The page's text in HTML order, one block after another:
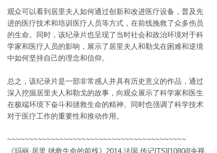
观众可以看到居里夫人如何通过创新和改进医疗设备，普及先
进的医疗技术和培训医疗人员等方式，在前线挽救了众多伤员
的生命。同时，该纪录片也呈现了当时社会和政治环境对于科
学家和医疗人员的影响，展示了居里夫人和勒戈在困难和逆境
中如何坚持自己的理念和信仰。
总之，该纪录片是一部非常感人并具有历史意义的作品，通过
深入挖掘居里夫人和勒戈的故事，向观众展示了科学家和医生
在极端环境下奋斗和拯救生命的精神。同时也强调了科学技术
对于医疗工作的重要性和推动作用。
~~~~~~~~~~~~~~~~~~~~~~~~~~~~~~~~~~~~~~~~~
《玛丽·居里 拯救生命的前线》2014.法国.传记[TS][1080i][央视